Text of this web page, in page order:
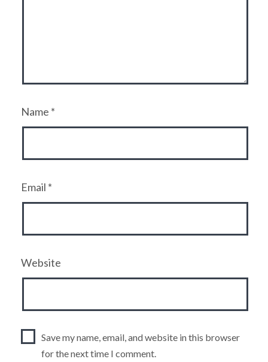
Name *
Email *
Website
Save my name, email, and website in this browser
for the next time I comment.